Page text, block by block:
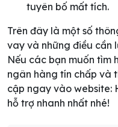
tuyên bố mất tích.
Trên đây là một số
vay và những điều cần
Nếu các bạn muốn tìm
ngân hàng tín chấp và
cập ngay vào website:
hỗ trợ nhanh nhất nhé!